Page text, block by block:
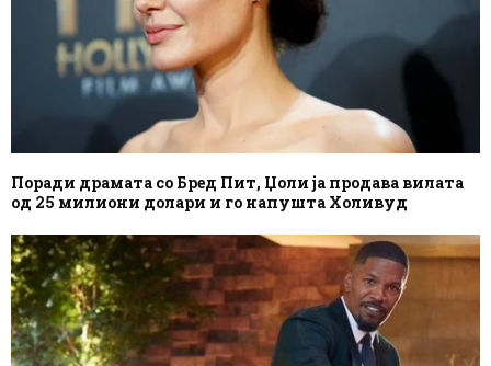
Поради драмата со Бред Пит, Џоли ја продава вилата
од 25 милиони долари и го напушта Холивуд